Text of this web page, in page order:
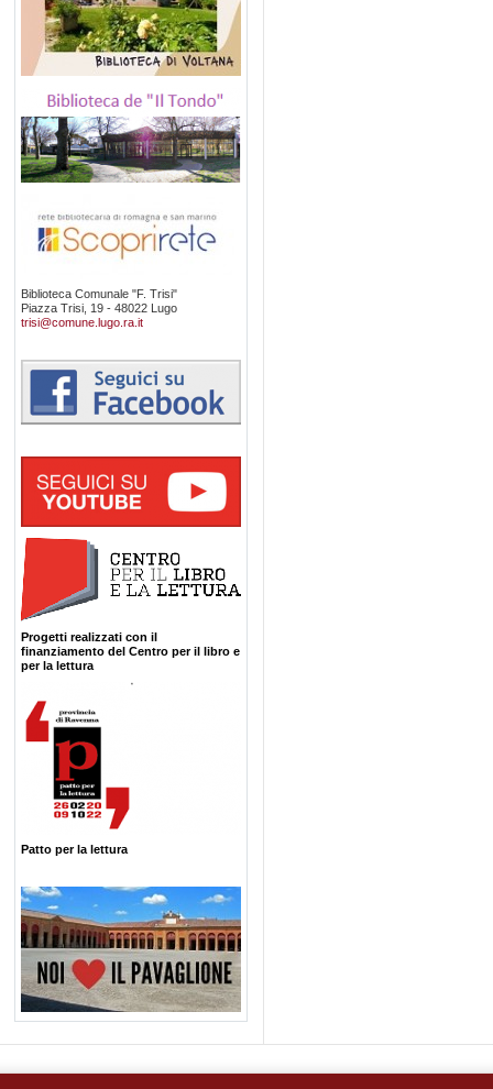
Biblioteca Comunale "F. Trisi"
Piazza Trisi, 19 - 48022 Lugo
trisi@comune.lugo.ra.it
Progetti realizzati con il
finanziamento del Centro per il libro e
per la lettura
Patto per la lettura